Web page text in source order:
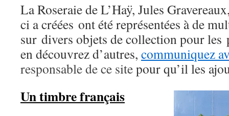
La Roseraie de L’Haÿ, Jules
ci a créées ont été représentées à de
sur divers objets de collection pour
en découvrez d’autres, communiquez
responsable de ce sitepourqu’il les
Un timbre français